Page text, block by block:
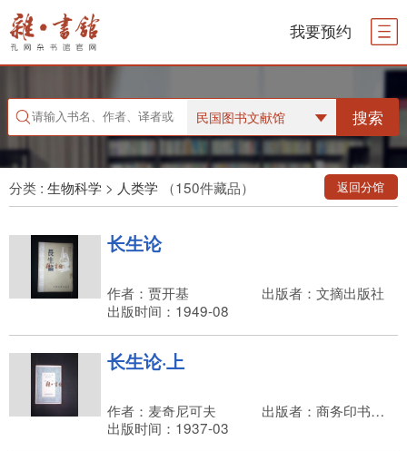
我要预约
民国图书文献馆 搜索
分类 : 生物科学 > 人类学 （150件藏品） 返回分馆
长生论
作者：贾开基
出版者：文摘出版社
出版时间：1949-08
长生论·上
作者：麦奇尼可夫
出版者：商务印书馆，王云五
出版时间：1937-03